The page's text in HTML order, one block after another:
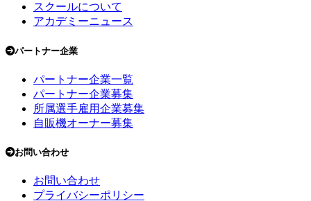
スクールについて
アカデミーニュース
パートナー企業
パートナー企業一覧
パートナー企業募集
所属選手雇用企業募集
自販機オーナー募集
お問い合わせ
お問い合わせ
プライバシーポリシー